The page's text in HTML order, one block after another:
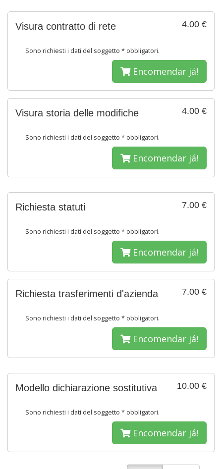
4.00 €
Visura contratto di rete
Sono richiesti i dati del soggetto * obbligatori.
Encomendar já!
4.00 €
Visura storia delle modifiche
Sono richiesti i dati del soggetto * obbligatori.
Encomendar já!
7.00 €
Richiesta statuti
Sono richiesti i dati del soggetto * obbligatori.
Encomendar já!
7.00 €
Richiesta trasferimenti d'azienda
Sono richiesti i dati del soggetto * obbligatori.
Encomendar já!
10.00 €
Modello dichiarazione sostitutiva
Sono richiesti i dati del soggetto * obbligatori.
Encomendar já!